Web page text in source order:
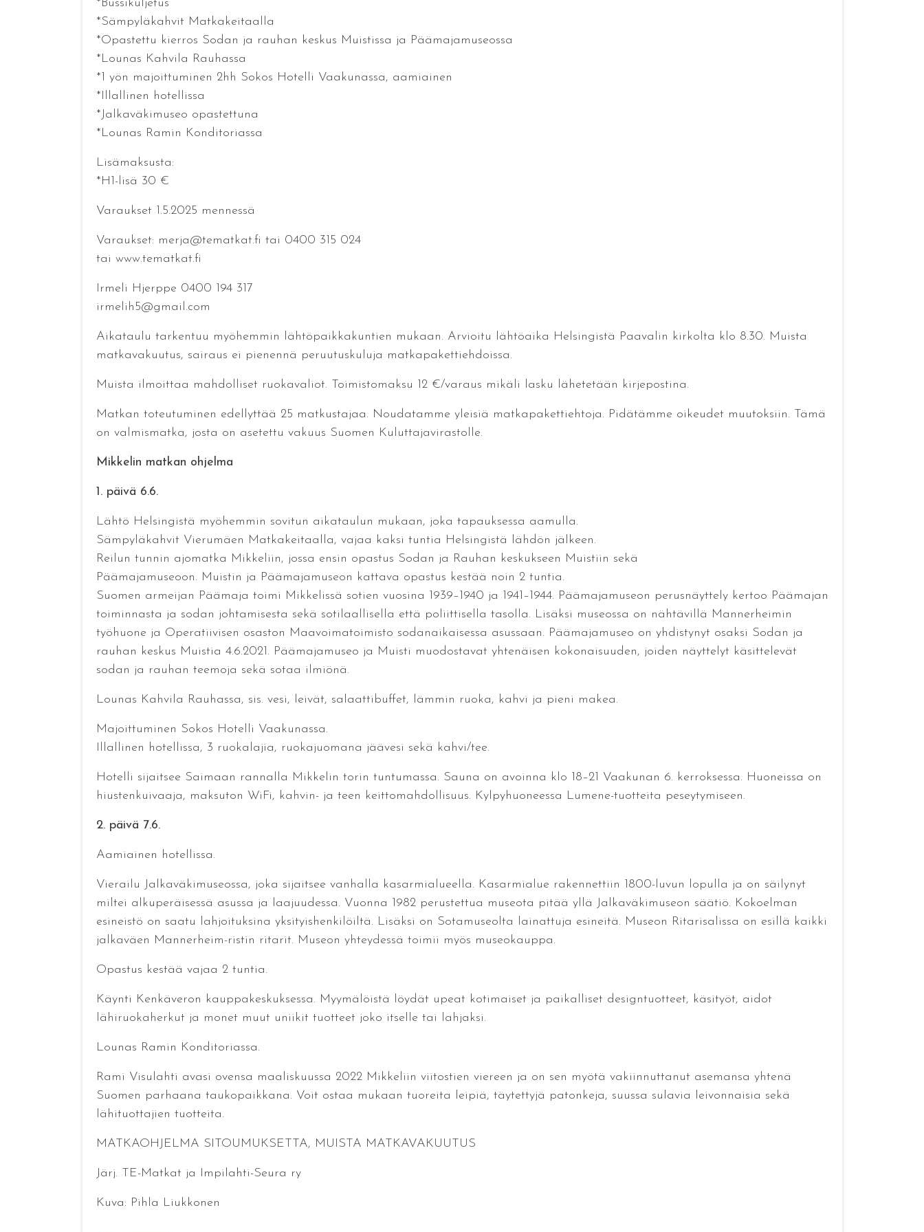
*Bussikuljetus
*Sämpyläkahvit Matkakeitaalla
*Opastettu kierros Sodan ja rauhan keskus Muistissa ja Päämajamuseossa
*Lounas Kahvila Rauhassa
*1 yön majoittuminen 2hh Sokos Hotelli Vaakunassa, aamiainen
*Illallinen hotellissa
*Jalkaväkimuseo opastettuna
*Lounas Ramin Konditoriassa
Lisämaksusta:
*H1-lisä 30 €
Varaukset 1.5.2025 mennessä
Varaukset: merja@tematkat.fi tai 0400 315 024
tai www.tematkat.fi
Irmeli Hjerppe 0400 194 317
irmelih5@gmail.com
Aikataulu tarkentuu myöhemmin lähtöpaikkakuntien mukaan. Arvioitu lähtöaika Helsingistä Paavalin kirkolta klo 8.30. Muista
matkavakuutus, sairaus ei pienennä peruutuskuluja matkapakettiehdoissa.
Muista ilmoittaa mahdolliset ruokavaliot. Toimistomaksu 12 €/varaus mikäli lasku lähetetään kirjepostina.
Matkan toteutuminen edellyttää 25 matkustajaa. Noudatamme yleisiä matkapakettiehtoja. Pidätämme oikeudet muutoksiin. Tämä
on valmismatka, josta on asetettu vakuus Suomen Kuluttajavirastolle.
Mikkelin matkan ohjelma
1. päivä 6.6.
Lähtö Helsingistä myöhemmin sovitun aikataulun mukaan, joka tapauksessa aamulla.
Sämpyläkahvit Vierumäen Matkakeitaalla, vajaa kaksi tuntia Helsingistä lähdön jälkeen.
Reilun tunnin ajomatka Mikkeliin, jossa ensin opastus Sodan ja Rauhan keskukseen Muistiin sekä
Päämajamuseoon. Muistin ja Päämajamuseon kattava opastus kestää noin 2 tuntia.
Suomen armeijan Päämaja toimi Mikkelissä sotien vuosina 1939–1940 ja 1941–1944. Päämajamuseon perusnäyttely kertoo Päämajan
toiminnasta ja sodan johtamisesta sekä sotilaallisella että poliittisella tasolla. Lisäksi museossa on nähtävillä Mannerheimin
työhuone ja Operatiivisen osaston Maavoimatoimisto sodanaikaisessa asussaan. Päämajamuseo on yhdistynyt osaksi Sodan ja
rauhan keskus Muistia 4.6.2021. Päämajamuseo ja Muisti muodostavat yhtenäisen kokonaisuuden, joiden näyttelyt käsittelevät
sodan ja rauhan teemoja sekä sotaa ilmiönä.
Lounas Kahvila Rauhassa, sis. vesi, leivät, salaattibuffet, lämmin ruoka, kahvi ja pieni makea.
Majoittuminen Sokos Hotelli Vaakunassa.
Illallinen hotellissa, 3 ruokalajia, ruokajuomana jäävesi sekä kahvi/tee.
Hotelli sijaitsee Saimaan rannalla Mikkelin torin tuntumassa. Sauna on avoinna klo 18–21 Vaakunan 6. kerroksessa. Huoneissa on
hiustenkuivaaja, maksuton WiFi, kahvin- ja teen keittomahdollisuus. Kylpyhuoneessa Lumene-tuotteita peseytymiseen.
2. päivä 7.6.
Aamiainen hotellissa.
Vierailu Jalkaväkimuseossa, joka sijaitsee vanhalla kasarmialueella. Kasarmialue rakennettiin 1800-luvun lopulla ja on säilynyt
miltei alkuperäisessä asussa ja laajuudessa. Vuonna 1982 perustettua museota pitää yllä Jalkaväkimuseon säätiö. Kokoelman
esineistö on saatu lahjoituksina yksityishenkilöiltä. Lisäksi on Sotamuseolta lainattuja esineitä. Museon Ritarisalissa on esillä kaikki
jalkaväen Mannerheim-ristin ritarit. Museon yhteydessä toimii myös museokauppa.
Opastus kestää vajaa 2 tuntia.
Käynti Kenkäveron kauppakeskuksessa. Myymälöistä löydät upeat kotimaiset ja paikalliset designtuotteet, käsityöt, aidot
lähiruokaherkut ja monet muut uniikit tuotteet joko itselle tai lahjaksi.
Lounas Ramin Konditoriassa.
Rami Visulahti avasi ovensa maaliskuussa 2022 Mikkeliin viitostien viereen ja on sen myötä vakiinnuttanut asemansa yhtenä
Suomen parhaana taukopaikkana. Voit ostaa mukaan tuoreita leipiä, täytettyjä patonkeja, suussa sulavia leivonnaisia sekä
lähituottajien tuotteita.
MATKAOHJELMA SITOUMUKSETTA, MUISTA MATKAVAKUUTUS
Järj. TE-Matkat ja Impilahti-Seura ry
Kuva: Pihla Liukkonen